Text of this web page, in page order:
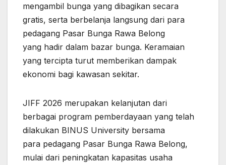
mengambil bunga yang dibagikan secara
gratis, serta berbelanja langsung dari para
pedagang Pasar Bunga Rawa Belong
yang hadir dalam bazar bunga. Keramaian
yang tercipta turut memberikan dampak
ekonomi bagi kawasan sekitar.
JIFF 2026 merupakan kelanjutan dari
berbagai program pemberdayaan yang telah
dilakukan BINUS University bersama
para pedagang Pasar Bunga Rawa Belong,
mulai dari peningkatan kapasitas usaha